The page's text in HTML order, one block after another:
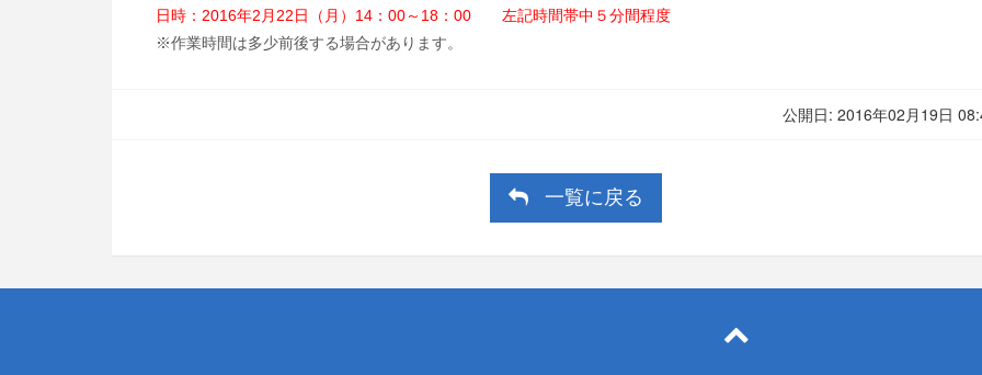
日時：2016年2月22日（月）14：00～18：00 左記時間帯中５分間程度
※作業時間は多少前後する場合があります。
公開日: 2016年02月19日
 一覧に戻る